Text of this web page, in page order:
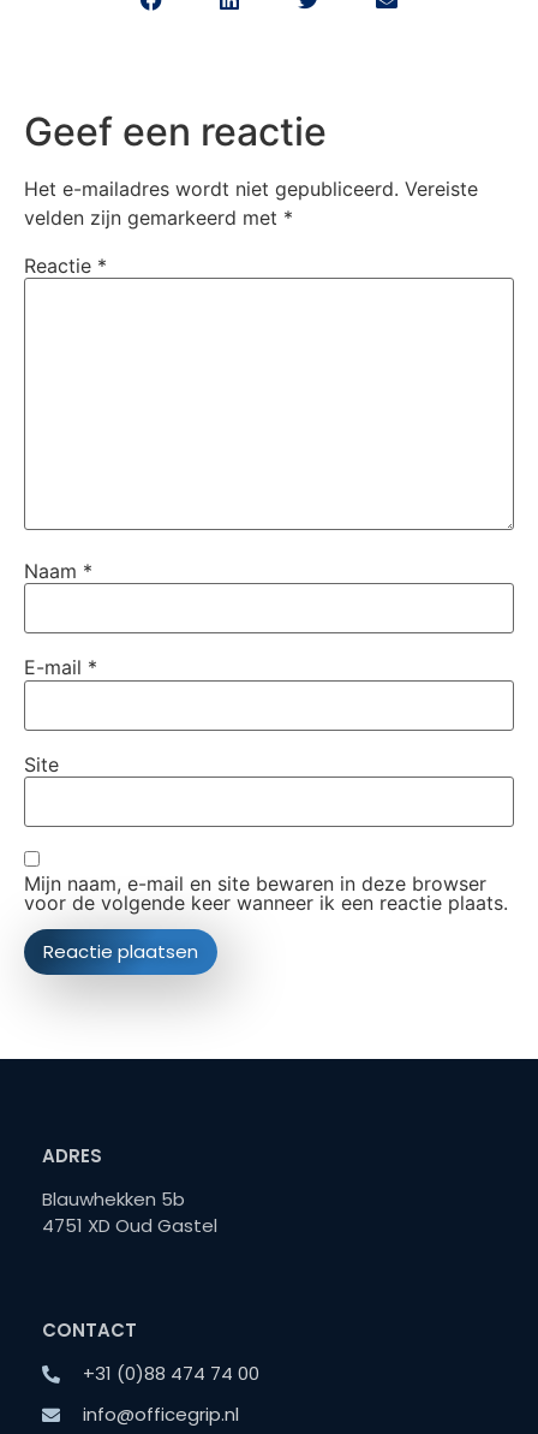
Geef een reactie
Het e-mailadres wordt niet gepubliceerd. Vereiste
velden zijn gemarkeerd met *
Reactie *
Naam *
E-mail *
Site
Mijn naam, e-mail en site bewaren in deze browser
voor de volgende keer wanneer ik een reactie plaats.
ADRES
Blauwhekken 5b
4751 XD Oud Gastel
CONTACT
+31 (0)88 474 74 00
info@officegrip.nl